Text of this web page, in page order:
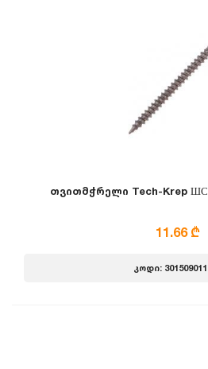
თვითმჭრელი Tech-Krep
11.66 ₾
კოდი: